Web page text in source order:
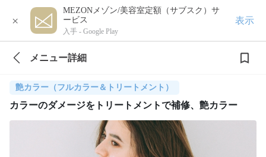
×
MEZONメゾン/美容室定額（サブスク）サ
ービス
入手 - Google Play
表示
メニュー詳細
艶カラー（フルカラー＆トリートメント）
カラーのダメージをトリートメントで補修、艶カラー